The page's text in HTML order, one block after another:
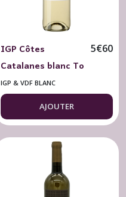
IGP Côtes
Catalanes blanc To
Bi or Not To Bi
Arnaud de
Villeneuve 75 cl.
5€60
IGP & VDF BLANC
AJOUTER